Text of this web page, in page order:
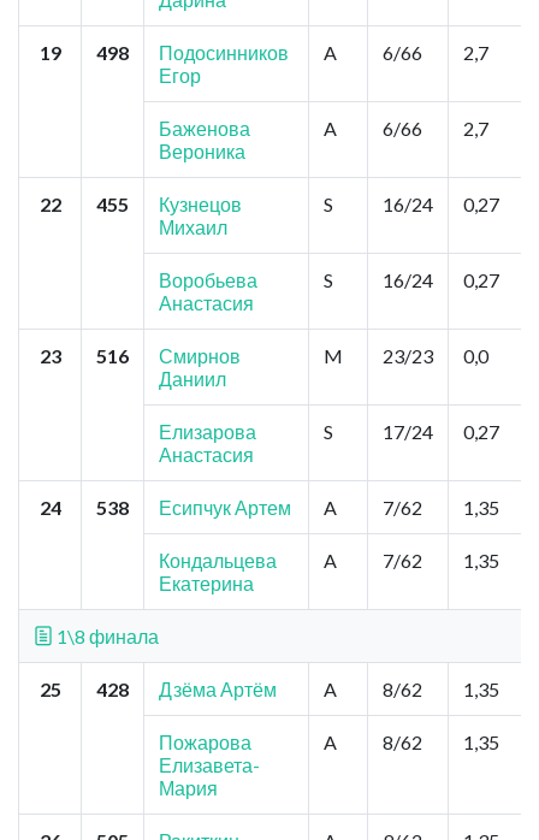
19 498
Подосинников
Егор
A 6/66 2,7
Баженова
Вероника
A 6/66 2,7
22 455
Кузнецов
Михаил
S 16/24 0,27
Воробьева
Анастасия
S 16/24 0,27
23 516
Смирнов
Даниил
M 23/23 0,0
Елизарова
Анастасия
S 17/24 0,27
24 538 Есипчук Артем A 7/62 1,35
Кондальцева
Екатерина
A 7/62 1,35
1\8 финала
25 428 Дзёма Артём A 8/62 1,35
Пожарова
Елизавета-
Мария
A 8/62 1,35